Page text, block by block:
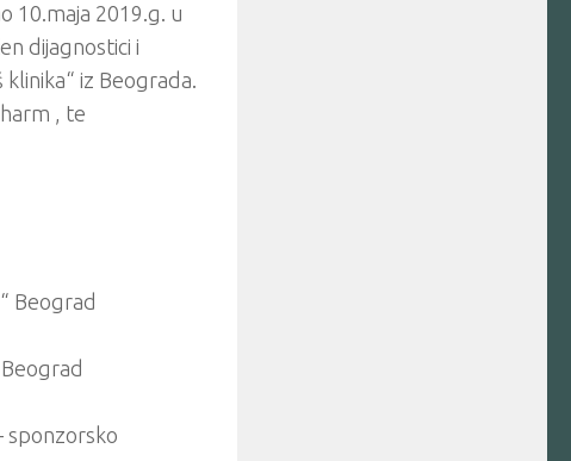
10.maja 2019.g. u
dijagnostici i
iz Beograda.
, te
Beograd
sponzorsko